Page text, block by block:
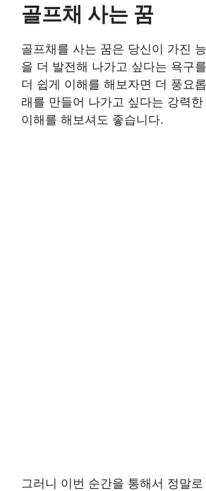
골프채 사는 꿈
골프채를 사는 꿈은 당신이 가진
을 더 발전해 나가고 싶다는 욕구
더 쉽게 이해를 해보자면 더 풍요
래를 만들어 나가고 싶다는 강력
이해를 해보셔도 좋습니다.
그러니 이번 순간을 통해서 정말